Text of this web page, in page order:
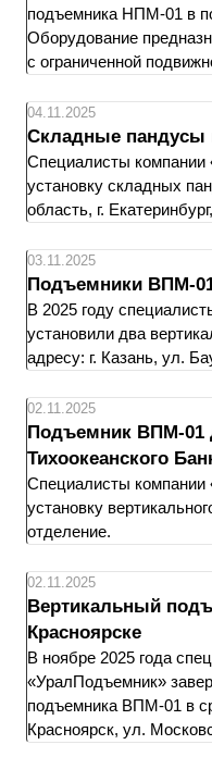
подъемника НПМ-01 в
Оборудование
с ограниченной
04.11.2025
Складные пандусы
Специалисты
установку складных
область, г.
03.11.2025
Подъемники ВПМ-
В 2025 году
установили два
адресу: г. Казань, ул.
02.11.2025
Подъемник ВПМ-01
Тихоокеанского
Специалисты
установку
отделение.
02.11.2025
Вертикальный
Красноярске
В ноябре 2025 года
«УралПодъемник»
подъемника ВПМ-01 в
Красноярск, ул.